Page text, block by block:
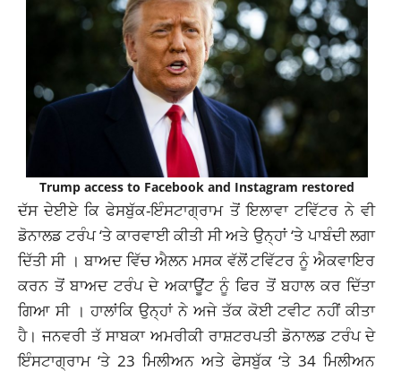
Trump access to Facebook and Instagram restored
ਦੱਸ ਦੇਈਏ ਕਿ ਫੇਸਬੁੱਕ-ਇੰਸਟਾਗ੍ਰਾਮ ਤੋਂ ਇਲਾਵਾ ਟਵਿੱਟਰ ਨੇ ਵੀ
ਡੋਨਾਲਡ ਟਰੰਪ ‘ਤੇ ਕਾਰਵਾਈ ਕੀਤੀ ਸੀ ਅਤੇ ਉਨ੍ਹਾਂ ‘ਤੇ ਪਾਬੰਦੀ ਲਗਾ
ਦਿੱਤੀ ਸੀ । ਬਾਅਦ ਵਿੱਚ ਐਲਨ ਮਸਕ ਵੱਲੋਂ ਟਵਿੱਟਰ ਨੂੰ ਐਕਵਾਇਰ
ਕਰਨ ਤੋਂ ਬਾਅਦ ਟਰੰਪ ਦੇ ਅਕਾਊਂਟ ਨੂੰ ਫਿਰ ਤੋਂ ਬਹਾਲ ਕਰ ਦਿੱਤਾ
ਗਿਆ ਸੀ । ਹਾਲਾਂਕਿ ਉਨ੍ਹਾਂ ਨੇ ਅਜੇ ਤੱਕ ਕੋਈ ਟਵੀਟ ਨਹੀਂ ਕੀਤਾ
ਹੈ। ਜਨਵਰੀ ਤੱ ਸਾਬਕਾ ਅਮਰੀਕੀ ਰਾਸ਼ਟਰਪਤੀ ਡੋਨਾਲਡ ਟਰੰਪ ਦੇ
ਇੰਸਟਾਗ੍ਰਾਮ ‘ਤੇ 23 ਮਿਲੀਅਨ ਅਤੇ ਫੇਸਬੁੱਕ ‘ਤੇ 34 ਮਿਲੀਅਨ